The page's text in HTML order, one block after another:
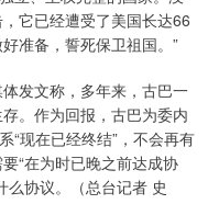
它已经遭受了美国长达66
准备，誓死保卫祖国。”
发文称，多年来，古巴一
。作为回报，古巴为委内
“现在已经终结”，不会再有
“在为时已晚之前达成协
么协议。（总台记者 史